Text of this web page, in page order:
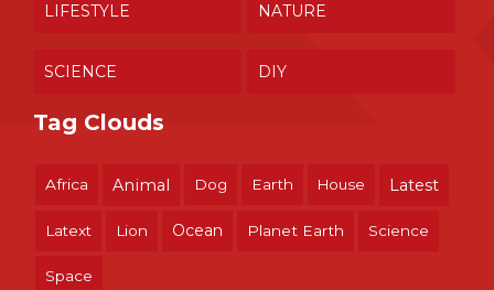
LIFESTYLE NATURE
SCIENCE DIY
Tag Clouds
Africa Animal Dog Earth House Latest
Latext Lion Ocean Planet Earth Science
Space